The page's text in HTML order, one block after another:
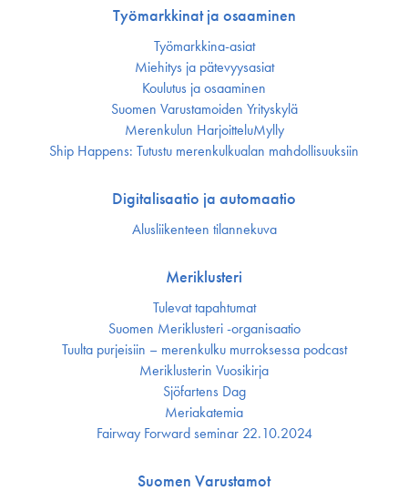
Työmarkkinat ja osaaminen
Työmarkkina-asiat
Miehitys ja pätevyys­asiat
Koulutus ja osaaminen
Suomen Varustamoiden Yrityskylä
Merenkulun HarjoitteluMylly
Ship Happens: Tutustu merenkulkualan mahdollisuuksiin
Digitalisaatio ja automaatio
Alusliikenteen tilannekuva
Meriklusteri
Tulevat tapahtumat
Suomen Meriklusteri -organisaatio
Tuulta purjeisiin – merenkulku murroksessa podcast
Meriklusterin Vuosikirja
Sjöfartens Dag
Meriakatemia
Fairway Forward seminar 22.10.2024
Suomen Varustamot